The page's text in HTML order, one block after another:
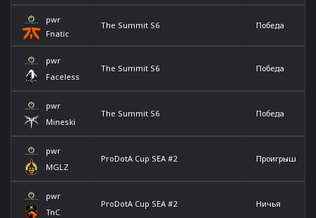
pwr
Fnatic
The Summit S6 Победа
pwr
Faceless
The Summit S6 Победа
pwr
Mineski
The Summit S6 Победа
pwr
MGLZ
ProDotA Cup SEA #2 Проигрыш
pwr
TnC
ProDotA Cup SEA #2 Ничья